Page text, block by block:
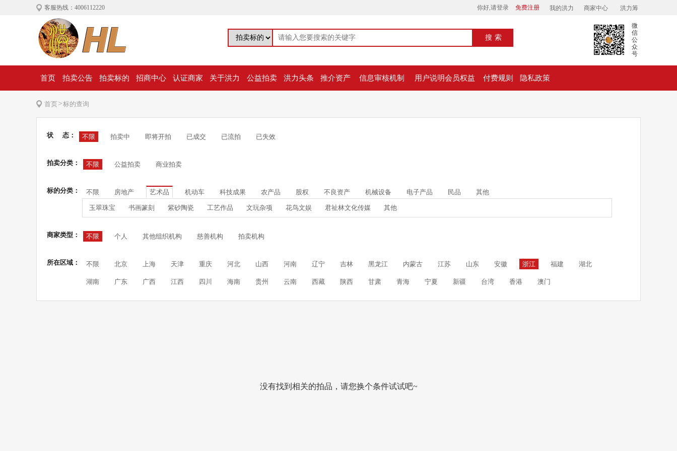
客服热线：4006112220 你好,请登录 免费注册 我的洪力 商家中心 洪力筹
搜索
微
信
公
众
号
首页 拍卖公告 拍卖标的 招商中心 认证商家 关于洪力 公益拍卖 洪力头条 推介资产 信息审核机制 用户说明会员权益 付费规则 隐私政策
首页>标的查询
状 态： 不限 拍卖中 即将开拍 已成交 已流拍 已失效
拍卖分类： 不限 公益拍卖 商业拍卖
标的分类： 不限 房地产 艺术品 机动车 科技成果 农产品 股权 不良资产 机械设备 电子产品 民品 其他
玉翠珠宝 书画篆刻 紫砂陶瓷 工艺作品 文玩杂项 花鸟文娱 君祉林文化传媒 其他
商家类型： 不限 个人 其他组织机构 慈善机构 拍卖机构
所在区域： 不限 北京 上海 天津 重庆 河北 山西 河南 辽宁 吉林 黑龙江 内蒙古 江苏 山东 安徽 浙江 福建 湖北
湖南 广东 广西 江西 四川 海南 贵州 云南 西藏 陕西 甘肃 青海 宁夏 新疆 台湾 香港 澳门
没有找到相关的拍品，请您换个条件试试吧~